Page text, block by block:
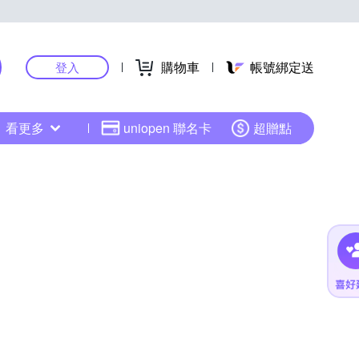
登入 購物車 帳號綁定送
看更多 uniopen 聯名卡 超贈點